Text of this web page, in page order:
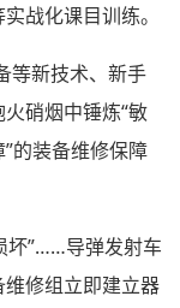
战化课目训练。
等新技术、新手
硝烟中锤炼“敏
的装备维修保障
坏”……导弹发射车
修组立即建立器